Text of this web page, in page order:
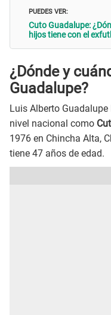
PUEDES VER:
Cuto Guadalupe:
hijos tiene con el
¿Dónde y
Guadalupe?
Luis Alberto
nivel nacional como
1976 en Chincha Alta,
tiene 47 años de edad.